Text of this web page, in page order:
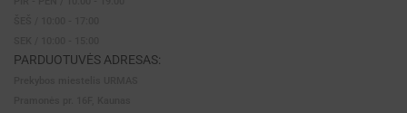
PARDUOTUVĖS ADRESAS: